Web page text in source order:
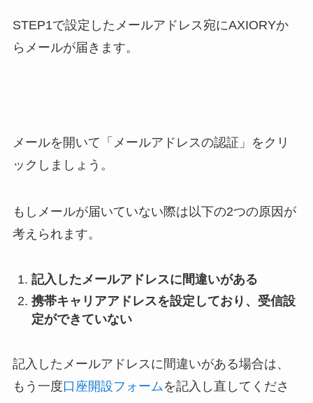
STEP1で設定したメールアドレス宛にAXIORYか
らメールが届きます。
メールを開いて「メールアドレスの認証」をクリ
ックしましょう。
もしメールが届いていない際は以下の2つの原因が
考えられます。
記入したメールアドレスに間違いがある
携帯キャリアアドレスを設定しており、受信設
定ができていない
記入したメールアドレスに間違いがある場合は、
もう一度口座開設フォームを記入し直してくださ